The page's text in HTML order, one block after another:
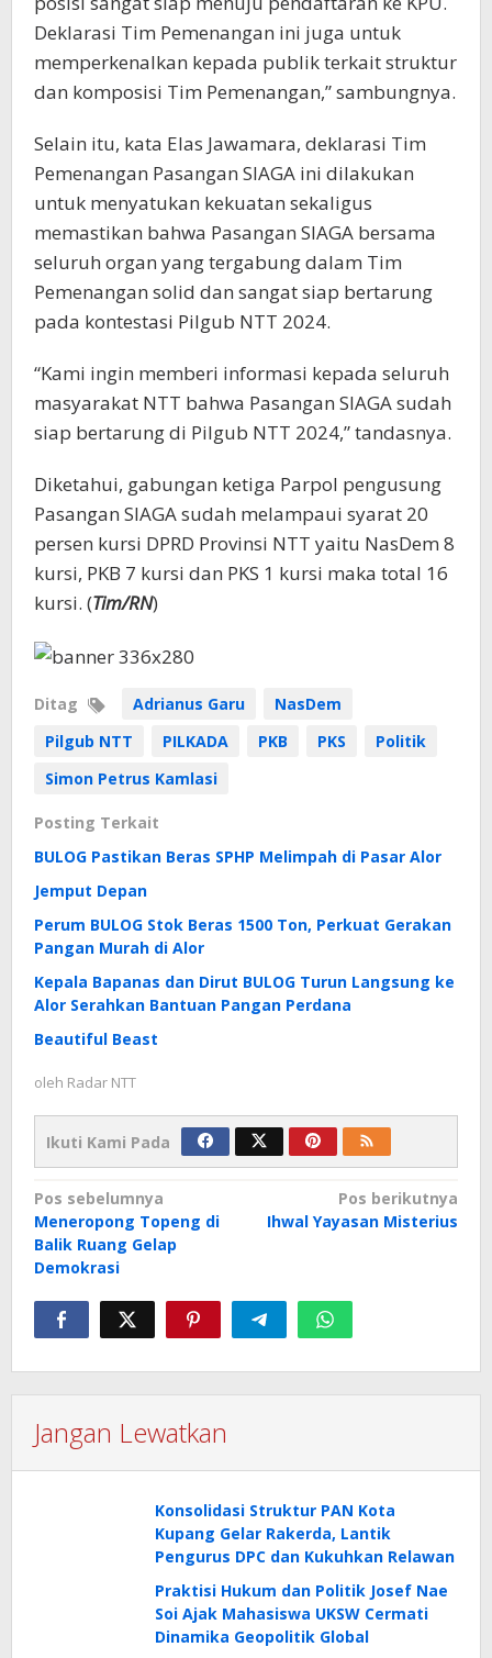
Deklarasi Tim Pemenangan ini juga untuk
memperkenalkan kepada publik terkait struktur
dan komposisi Tim Pemenangan,” sambungnya.
Selain itu, kata Elas Jawamara, deklarasi Tim
Pemenangan Pasangan SIAGA ini dilakukan
untuk menyatukan kekuatan sekaligus
memastikan bahwa Pasangan SIAGA bersama
seluruh organ yang tergabung dalam Tim
Pemenangan solid dan sangat siap bertarung
pada kontestasi Pilgub NTT 2024.
“Kami ingin memberi informasi kepada seluruh
masyarakat NTT bahwa Pasangan SIAGA sudah
siap bertarung di Pilgub NTT 2024,” tandasnya.
Diketahui, gabungan ketiga Parpol pengusung
Pasangan SIAGA sudah melampaui syarat 20
persen kursi DPRD Provinsi NTT yaitu NasDem 8
kursi, PKB 7 kursi dan PKS 1 kursi maka total 16
kursi. (Tim/RN)
Ditag Adrianus Garu
NasDem
Pilgub NTT
PILKADA PKB PKS
Politik
Simon Petrus Kamlasi
Posting Terkait
BULOG Pastikan Beras SPHP Melimpah di Pasar Alor
Jemput Depan
Perum BULOG Stok Beras 1500 Ton, Perkuat Gerakan
Pangan Murah di Alor
Kepala Bapanas dan Dirut BULOG Turun Langsung ke
Alor Serahkan Bantuan Pangan Perdana
Beautiful Beast
oleh Radar NTT
Ikuti Kami Pada
Navigasi
pos
Pos sebelumnya
Meneropong Topeng di
Balik Ruang Gelap
Demokrasi
Pos berikutnya
Ihwal Yayasan Misterius
Jangan Lewatkan
Konsolidasi Struktur PAN Kota
Kupang Gelar Rakerda, Lantik
Pengurus DPC dan Kukuhkan Relawan
Praktisi Hukum dan Politik Josef Nae
Soi Ajak Mahasiswa UKSW Cermati
Dinamika Geopolitik Global